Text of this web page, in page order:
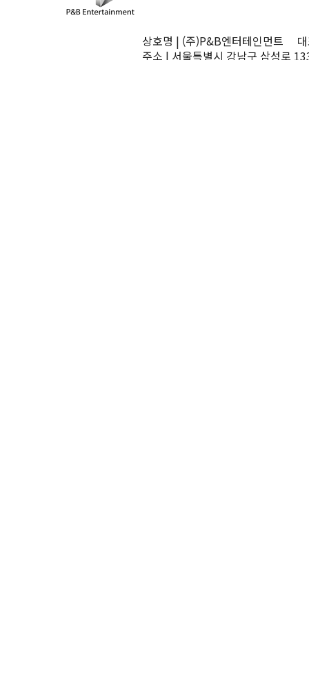
상호명 | (주)P&B엔터테인먼트
주소 | 서울특별시 강남구 삼성로